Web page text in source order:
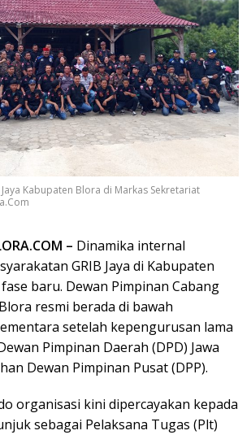
Jaya Kabupaten Blora di Markas Sekretariat
– Dinamika internal
GRIB Jaya di Kabupaten
baru. Dewan Pimpinan Cabang
Blora resmi berada di bawah
setelah kepengurusan lama
Pimpinan Daerah (DPD) Jawa
Dewan Pimpinan Pusat (DPP).
organisasi kini dipercayakan kepada
sebagai Pelaksana Tugas (Plt)